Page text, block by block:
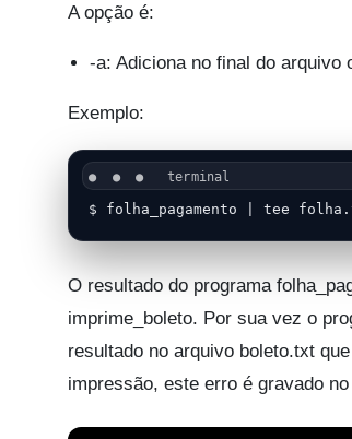
A opção é:
-a: Adiciona no final do arquivo
Exemplo:
$ folha_pagamento | tee
O resultado do programa
imprime_boleto. Por sua vez o
resultado no arquivo boleto.txt
impressão, este erro é gravado